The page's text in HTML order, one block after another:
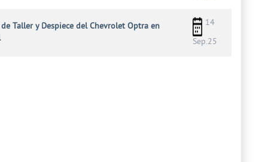
Taller y Despiece del Chevrolet Optra en
14
Sep.25